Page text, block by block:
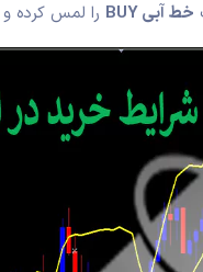
خط آبی BUY را لمس کرده و